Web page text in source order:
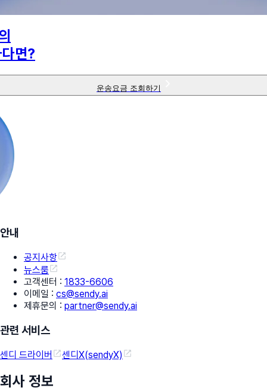
면?
운송요금 조회하기
안내
공지사항
뉴스룸
고객센터 : 1833-6606
이메일 : cs@sendy.ai
제휴문의 : partner@sendy.ai
관련 서비스
센디 드라이버 센디X(sendyX)
회사 정보